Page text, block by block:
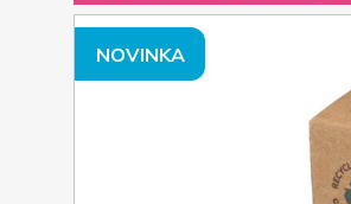
NOVINKA